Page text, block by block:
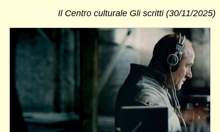
Il Centro culturale Gli scritti (30/11/2025)